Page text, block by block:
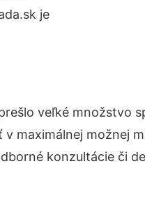
je
veľké množstvo
maximálnej možnej
konzultácie či